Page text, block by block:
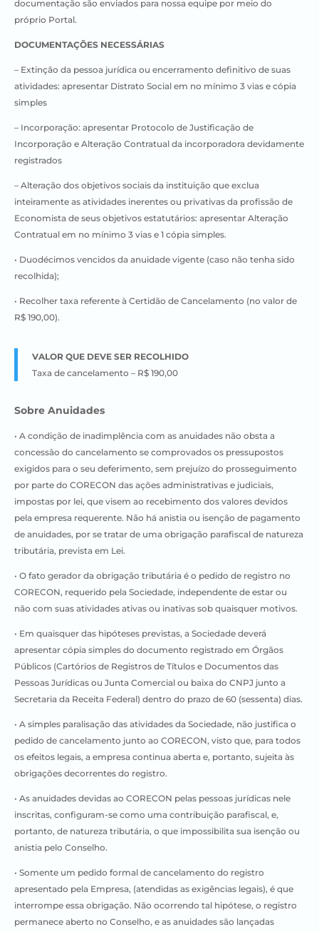
documentação são enviados para nossa equipe por meio do
próprio Portal.
DOCUMENTAÇÕES NECESSÁRIAS
– Extinção da pessoa jurídica ou encerramento definitivo de suas
atividades: apresentar Distrato Social em no mínimo 3 vias e cópia
simples
– Incorporação: apresentar Protocolo de Justificação de
Incorporação e Alteração Contratual da incorporadora devidamente
registrados
– Alteração dos objetivos sociais da instituição que exclua
inteiramente as atividades inerentes ou privativas da profissão de
Economista de seus objetivos estatutários: apresentar Alteração
Contratual em no mínimo 3 vias e 1 cópia simples.
• Duodécimos vencidos da anuidade vigente (caso não tenha sido
recolhida);
• Recolher taxa referente à Certidão de Cancelamento (no valor de
R$ 190,00).
VALOR QUE DEVE SER RECOLHIDO
Taxa de cancelamento – R$ 190,00
Sobre Anuidades
• A condição de inadimplência com as anuidades não obsta a
concessão do cancelamento se comprovados os pressupostos
exigidos para o seu deferimento, sem prejuízo do prosseguimento
por parte do CORECON das ações administrativas e judiciais,
impostas por lei, que visem ao recebimento dos valores devidos
pela empresa requerente. Não há anistia ou isenção de pagamento
de anuidades, por se tratar de uma obrigação parafiscal de natureza
tributária, prevista em Lei.
• O fato gerador da obrigação tributária é o pedido de registro no
CORECON, requerido pela Sociedade, independente de estar ou
não com suas atividades ativas ou inativas sob quaisquer motivos.
• Em quaisquer das hipóteses previstas, a Sociedade deverá
apresentar cópia simples do documento registrado em Órgãos
Públicos (Cartórios de Registros de Títulos e Documentos das
Pessoas Jurídicas ou Junta Comercial ou baixa do CNPJ junto a
Secretaria da Receita Federal) dentro do prazo de 60 (sessenta) dias.
• A simples paralisação das atividades da Sociedade, não justifica o
pedido de cancelamento junto ao CORECON, visto que, para todos
os efeitos legais, a empresa continua aberta e, portanto, sujeita às
obrigações decorrentes do registro.
• As anuidades devidas ao CORECON pelas pessoas jurídicas nele
inscritas, configuram-se como uma contribuição parafiscal, e,
portanto, de natureza tributária, o que impossibilita sua isenção ou
anistia pelo Conselho.
• Somente um pedido formal de cancelamento do registro
apresentado pela Empresa, (atendidas as exigências legais), é que
interrompe essa obrigação. Não ocorrendo tal hipótese, o registro
permanece aberto no Conselho, e as anuidades são lançadas